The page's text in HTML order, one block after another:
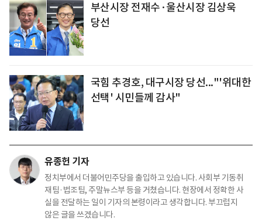
부산시장 전재수·울산시장 김상욱
당선
국힘 추경호, 대구시장 당선..."'위대한
선택' 시민들께 감사"
유종헌 기자
정치부에서 더불어민주당을 출입하고 있습니다. 사회부 기동취
재팀·법조팀, 주말뉴스부 등을 거쳤습니다. 현장에서 정확한 사
실을 전달하는 일이 기자의 본령이라고 생각합니다. 부끄럽지
않은 글을 쓰겠습니다.